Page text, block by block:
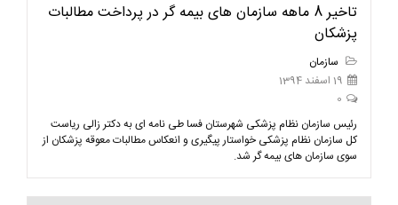
تاخیر 8 ماهه سازمان های بیمه گر در پرداخت مطالبات
پزشکان
سازمان
19 اسفند 1394
0
رئیس سازمان نظام پزشکی شهرستان فسا طی نامه ای به دکتر زالی ریاست
کل سازمان نظام پزشکی خواستار پیگیری و انعکاس مطالبات معوقه پزشکان از
سوی سازمان های بیمه گر شد.